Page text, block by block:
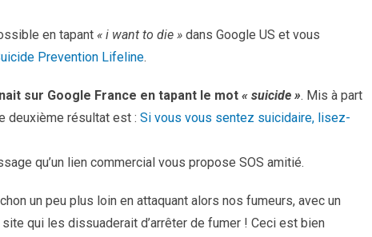
en tapant « i want to die » dans Google US et vous
Prevention Lifeline.
sur Google France en tapant le mot « suicide ». Mis à part
deuxième résultat est : Si vous vous sentez suicidaire, lisez-
qu’un lien commercial vous propose SOS amitié.
un peu plus loin en attaquant alors nos fumeurs, avec un
qui les dissuaderait d’arrêter de fumer ! Ceci est bien